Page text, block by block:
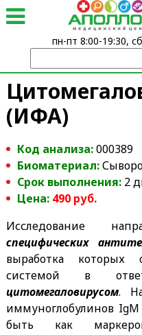
(ИФА)
Код анализа:000389
Биоматериал:
Срок выполнения:2
Цена: 490 руб.
Исследование
специфических
выработка которых
системой в
цитомегаловирусом.
иммуноглобулинов
быть как
пн-пт 8:00-19:30,